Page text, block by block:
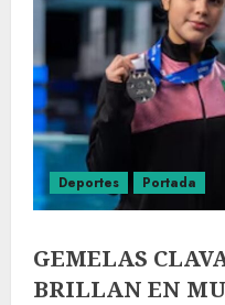
Deportes Portada
GEMELAS
BRILLAN EN